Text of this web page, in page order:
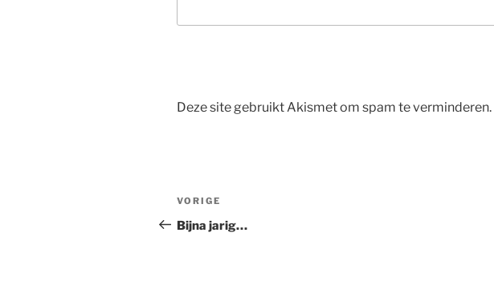
Deze site gebruikt Akismet om spam te verminderen.
Bericht
navigatie
Vorig
bericht
VORIGE
Bijna jarig…